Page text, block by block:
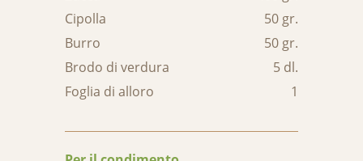
Cipolla
50 gr.
Burro
50 gr.
Brodo di verdura
5 dl.
Foglia di alloro
1